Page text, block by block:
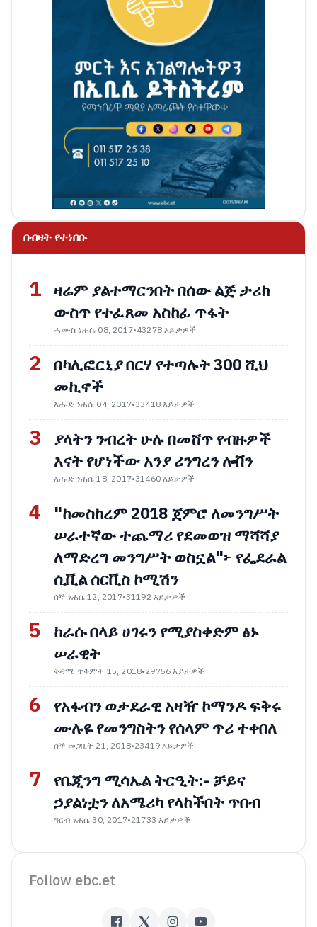
በብዛት የተነበቡ
1 ዛሬም ያልተማርንበት በሰው ልጅ ታሪክ
ውስጥ የተፈጸመ አስከፊ ጥፋት
ሓሙስ ነሐሴ 08, 2017•43278 እይታዎች
2 በካሊፎርኒያ በርሃ የተጣሉት 300 ሺህ
መኪኖች
እሑድ ነሐሴ 04, 2017•33418 እይታዎች
3
ያላትን ንብረት ሁሉ በመሸጥ የብዙዎች
እናት የሆነችው አንያ ሪንግረን ሎቨን
እሑድ ነሐሴ 18, 2017•31460 እይታዎች
4
"ከመስከረም 2018 ጀምሮ ለመንግሥት
ሠራተኛው ተጨማሪ የደመወዝ ማሻሻያ
ለማድረግ መንግሥት ወስኗል"፦ የፌደራል
ሲቪል ሰርቪስ ኮሚሽን
ሰኞ ነሐሴ 12, 2017•31192 እይታዎች
5
ከራሱ በላይ ሀገሩን የሚያስቀድም ፅኑ
ሠራዊት
ቅዳሜ ጥቅምት 15, 2018•29756 እይታዎች
6
የአፋብን ወታደራዊ አዛዥ ኮማንዶ ፍቅሩ
ሙሉዬ የመንግስትን የሰላም ጥሪ ተቀበለ
ሰኞ መጋቢት 21, 2018•23419 እይታዎች
7
የቤጂንግ ሚሳኤል ትርዒት:- ቻይና
ኃያልነቷን ለአሜሪካ የላከችበት ጥበብ
ዓርብ ነሐሴ 30, 2017•21733 እይታዎች
Follow ebc.et